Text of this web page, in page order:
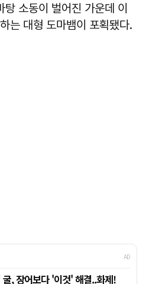
소동이 벌어진 가운데 이
는 대형 도마뱀이 포획됐다.